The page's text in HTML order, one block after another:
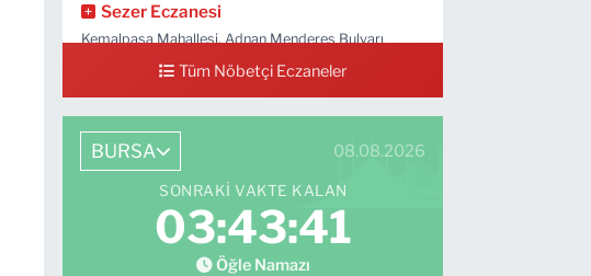
Sezer Eczanesi
Kemalpaşa Mahallesi, Adnan Menderes Bulvarı
Tüm Nöbetçi Eczaneler
BURSA 08.08.2026
SONRAKI VAKTE KALAN
03:43:40
Öğle Namazı